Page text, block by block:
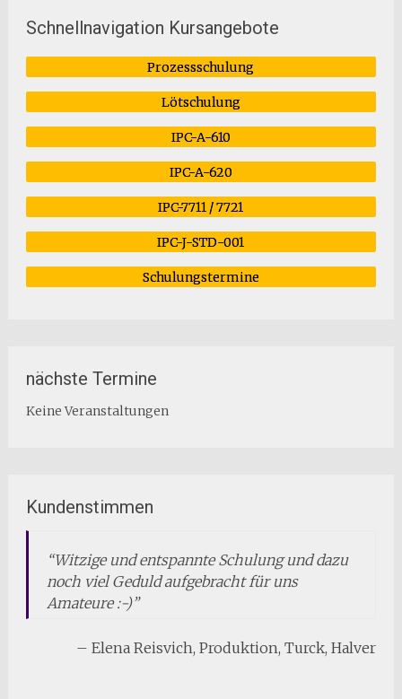
Schnellnavigation Kursangebote
Prozessschulung
Lötschulung
IPC-A-610
IPC-A-620
IPC-7711 / 7721
IPC-J-STD-001
Schulungstermine
nächste Termine
Keine Veranstaltungen
Kundenstimmen
Witzige und entspannte Schulung und dazu
noch viel Geduld aufgebracht für uns
Amateure :-)
Elena Reisvich Produktion Turck Halver